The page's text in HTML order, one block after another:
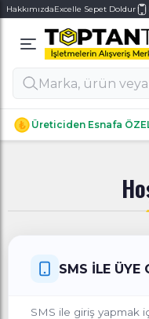
HakkımızdaExcelle Sepet Doldur
Üreticiden Esnafa
Alt Kategoriler
Alt Kategoriler
SMS İLE ÜYE
SMS ile giriş yapmak